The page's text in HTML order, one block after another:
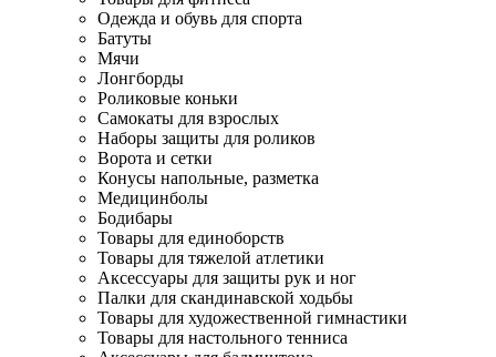
Одежда и обувь для спорта
Батуты
Мячи
Лонгборды
Роликовые коньки
Самокаты для взрослых
Наборы защиты для роликов
Ворота и сетки
Конусы напольные, разметка
Медицинболы
Бодибары
Товары для единоборств
Товары для тяжелой атлетики
Аксессуары для защиты рук и ног
Палки для скандинавской ходьбы
Товары для художественной гимнастики
Товары для настольного тенниса